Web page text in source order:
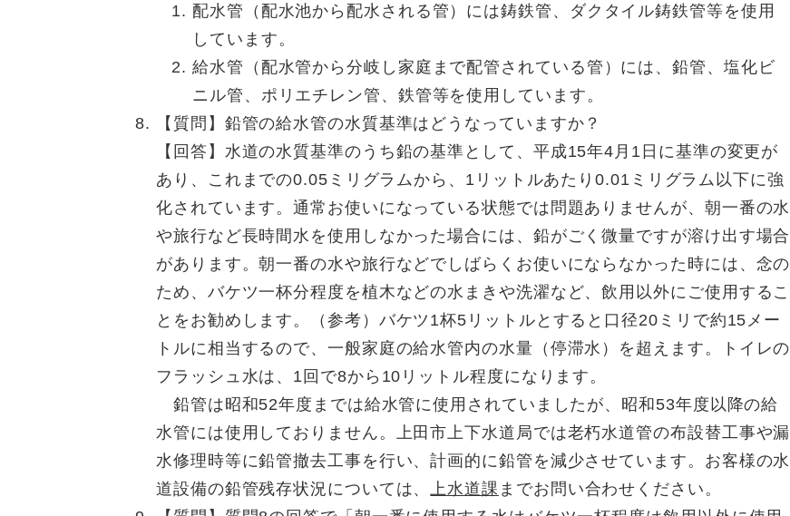
配水管（配水池から配水される管）には鋳鉄管、ダクタイル鋳鉄管等を使用
しています。
給水管（配水管から分岐し家庭まで配管されている管）には、鉛管、塩化ビ
ニル管、ポリエチレン管、鉄管等を使用しています。
【質問】鉛管の給水管の水質基準はどうなっていますか？
【回答】水道の水質基準のうち鉛の基準として、平成15年4月1日に基準の変更が
あり、これまでの0.05ミリグラムから、1リットルあたり0.01ミリグラム以下に強
化されています。通常お使いになっている状態では問題ありませんが、朝一番の水
や旅行など長時間水を使用しなかった場合には、鉛がごく微量ですが溶け出す場合
があります。朝一番の水や旅行などでしばらくお使いにならなかった時には、念の
ため、バケツ一杯分程度を植木などの水まきや洗濯など、飲用以外にご使用するこ
とをお勧めします。（参考）バケツ1杯5リットルとすると口径20ミリで約15メー
トルに相当するので、一般家庭の給水管内の水量（停滞水）を超えます。トイレの
フラッシュ水は、1回で8から10リットル程度になります。
鉛管は昭和52年度までは給水管に使用されていましたが、昭和53年度以降の給
水管には使用しておりません。上田市上下水道局では老朽水道管の布設替工事や漏
水修理時等に鉛管撤去工事を行い、計画的に鉛管を減少させています。お客様の水
道設備の鉛管残存状況については、
上水道課 までお問い合わせください。